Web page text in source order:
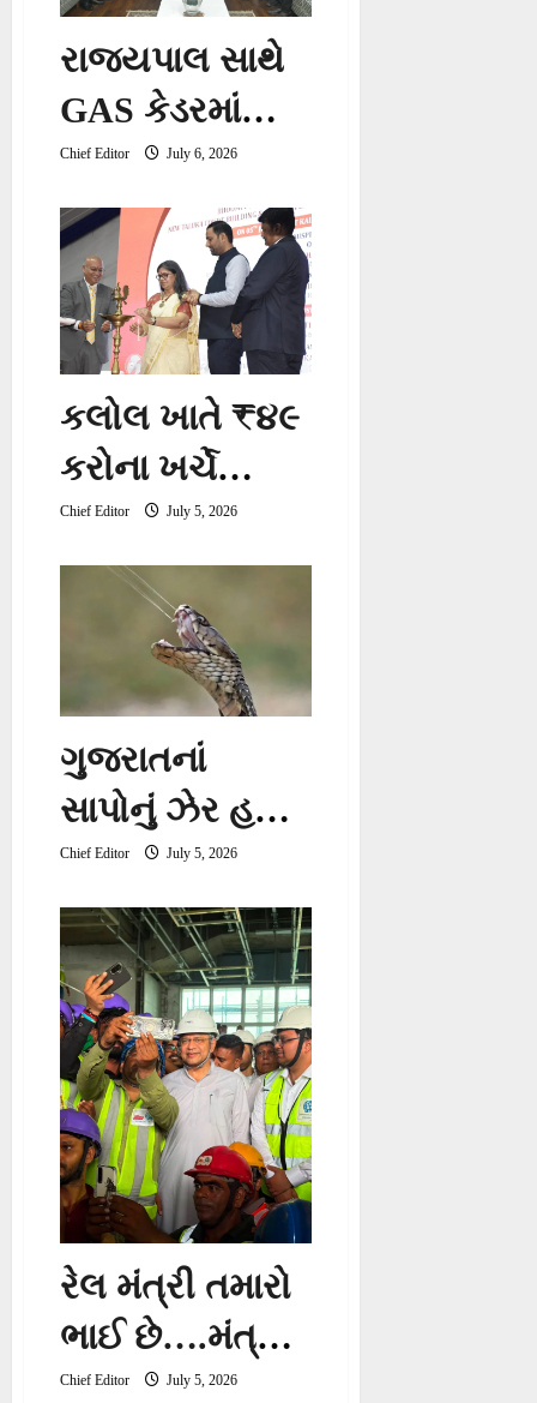
રાજ્યપાલ સાથે
GAS કેડરમાંથી
IASમાં પ્રમોટ
થયેલા
અધિકારીઓની
શુભેચ્છા મુલાકાત
Chief Editor July 6, 2026
કલોલ ખાતે ₹૪૯
કરોના ખર્ચે
અત્યાધુનિક
ન્યાય અને
એડવોકેટ
સંકુલનું
ભૂમિપૂજન સંપન્ન
Chief Editor July 5, 2026
ગુજરાતનાં
સાપોનું ઝેર હવે
બનશે ‘સંજીવની
Chief Editor July 5, 2026
રેલ મંત્રી તમારો
ભાઈ છે….મંત્રી
અશ્વિની વૈષ્ણવ
Chief Editor July 5, 2026